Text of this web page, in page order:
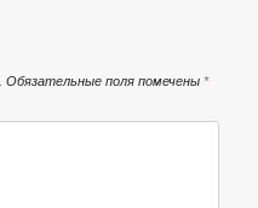
Обязательные поля помечены *